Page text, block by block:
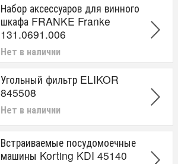
Набор аксессуаров для винного
шкафа FRANKE Franke
131.0691.006
Нет в наличии
Угольный фильтр ELIKOR
845508
Нет в наличии
Встраиваемые посудомоечные
машины Korting KDI 45140